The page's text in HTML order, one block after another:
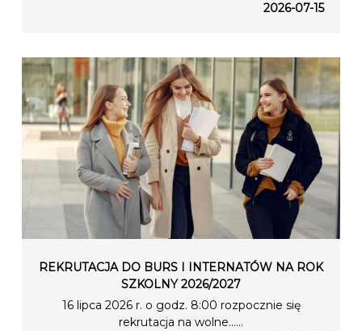
2026-07-15
REKRUTACJA DO BURS I INTERNATÓW NA ROK
SZKOLNY 2026/2027
16 lipca 2026 r. o godz. 8:00 rozpocznie się
rekrutacja na wolne…...